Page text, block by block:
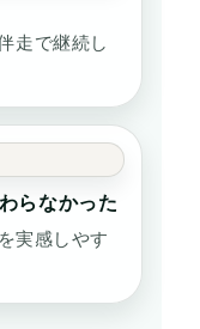
走で継続し
らなかった
実感しやす